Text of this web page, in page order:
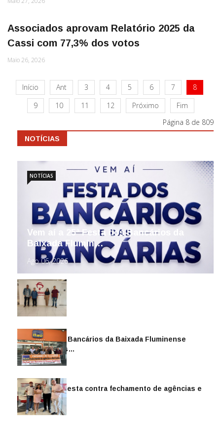
Associados aprovam Relatório 2025 da
Cassi com 77,3% dos votos
Maio 26, 2026
Início Ant 3 4 5 6 7
8
9
10 11 12 Próximo
Fim
Página 8 de 809
NOTÍCIAS
Vem aí a 25ª Festa dos Bancários da
Baixada Flumin…
Ago 06, 2026
NOTÍCIAS
Sindicato dos Bancários da Baixada Fluminense
reintegra mais…
Jul 14, 2026
Sindicato protesta contra fechamento de agências e
as demiss…
Mai 13, 2026